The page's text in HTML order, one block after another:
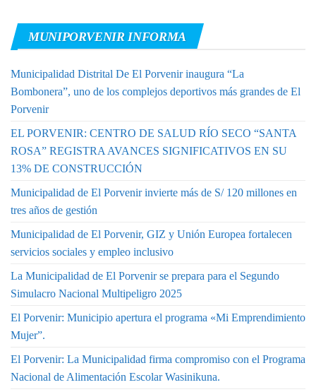
MUNIPORVENIR INFORMA
Municipalidad Distrital De El Porvenir inaugura “La
Bombonera”, uno de los complejos deportivos más grandes de El
Porvenir
EL PORVENIR: CENTRO DE SALUD RÍO SECO “SANTA
ROSA” REGISTRA AVANCES SIGNIFICATIVOS EN SU
13% DE CONSTRUCCIÓN
Municipalidad de El Porvenir invierte más de S/ 120 millones en
tres años de gestión
Municipalidad de El Porvenir, GIZ y Unión Europea fortalecen
servicios sociales y empleo inclusivo
La Municipalidad de El Porvenir se prepara para el Segundo
Simulacro Nacional Multipeligro 2025
El Porvenir: Municipio apertura el programa «Mi Emprendimiento
Mujer”.
El Porvenir: La Municipalidad firma compromiso con el Programa
Nacional de Alimentación Escolar Wasinikuna.